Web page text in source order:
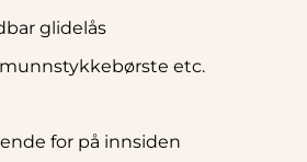
glidelås
etc.
for på innsiden